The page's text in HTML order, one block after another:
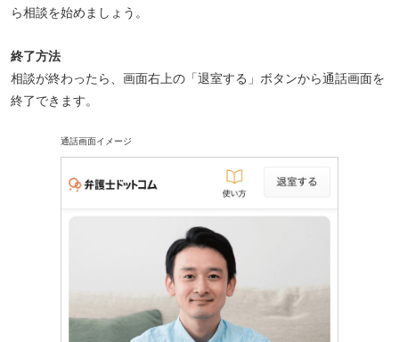
ら相談を始めましょう。
終了方法
相談が終わったら、画面右上の「退室する」ボタンから通話画面を
終了できます。
通話画面イメージ